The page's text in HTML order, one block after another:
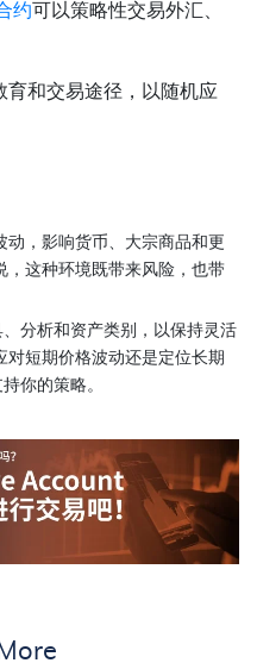
约可以策略性交易外汇、
育和交易途径，以随机应
，影响货币、大宗商品和更
，这种环境既带来风险，也带
分析和资产类别，以保持灵活
短期价格波动还是定位长期
你的策略。